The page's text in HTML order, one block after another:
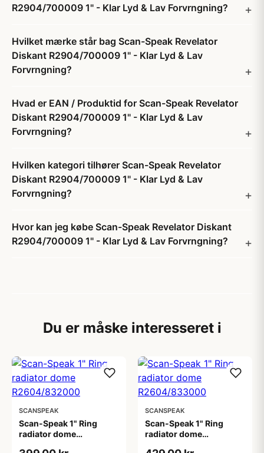
R2904/700009 1" - Klar Lyd & Lav Forvrngning?
Hvilket mærke står bag Scan-Speak Revelator
Diskant R2904/700009 1" - Klar Lyd & Lav
Forvrngning?
Hvad er EAN / Produktid for Scan-Speak Revelator
Diskant R2904/700009 1" - Klar Lyd & Lav
Forvrngning?
Hvilken kategori tilhører Scan-Speak Revelator
Diskant R2904/700009 1" - Klar Lyd & Lav
Forvrngning?
Hvor kan jeg købe Scan-Speak Revelator Diskant
R2904/700009 1" - Klar Lyd & Lav Forvrngning?
Du er måske interesseret i
SCANSPEAK
Scan-Speak 1" Ring
radiator dome
SCANSPEAK
Scan-Speak 1" Ring
radiator dome